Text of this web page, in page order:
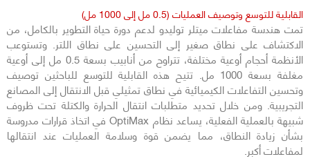
القابلية للتوسع وتوصيف العمليات (0.5 مل إلى 1000 مل)
تمت هندسة مفاعلات ميتلر توليدو لدعم دورة حياة التطوير بالكامل، من
الاكتشاف على نطاق صغير إلى التحسين على نطاق اللتر. وتستوعب
الأنظمة أحجام أوعية مختلفة، تتراوح من أنابيب بسعة 0.5 مل إلى أوعية
مغلفة بسعة 1000 مل. تتيح هذه القابلية للتوسع للباحثين توصيف
وتحسين التفاعلات الكيميائية في نطاق تمثيلي قبل الانتقال إلى المصانع
التجريبية. ومن خلال تحديد متطلبات انتقال الحرارة والكتلة تحت ظروف
شبيهة بالعملية الفعلية، يساعد نظام OptiMax في اتخاذ قرارات مدروسة
بشأن زيادة النطاق، مما يضمن قوة وسلامة العمليات عند انتقالها
لمفاعلات أكبر.